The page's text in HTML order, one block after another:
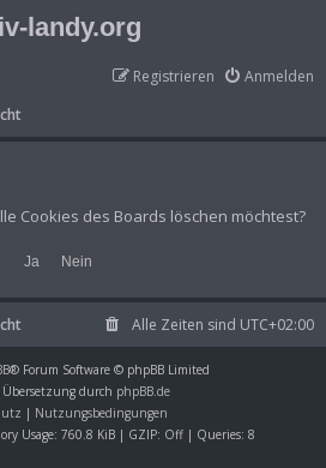
landy.org
Anmelden
Registrieren
Cookies des Boards löschen möchtest?
Alle Zeiten sind UTC+02:00
® Forum Software © phpBB Limited
Übersetzung durch phpBB.de
| Nutzungsbedingungen
Usage: 760.8 KiB | GZIP: Off | Queries: 8